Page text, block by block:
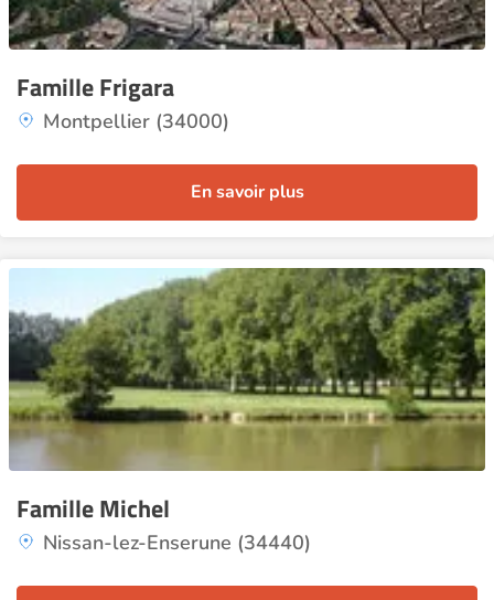
Famille Frigara
Montpellier (34000)
En savoir plus
Famille Michel
Nissan-lez-Enserune (34440)